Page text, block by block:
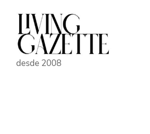
Pular
conteúdo
desde 2008